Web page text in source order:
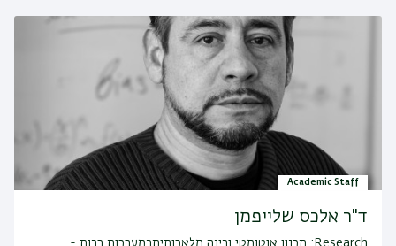
Academic Staff
ד"ר אלכס שלייפמן